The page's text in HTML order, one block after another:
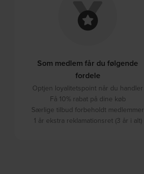
Som medlem får du følgende
fordele
Optjen loyalitetspoint når du handler
Få 10% rabat på dine køb
Særlige tilbud forbeholdt medlemmer
1 år ekstra reklamationsret (3 år i alt)